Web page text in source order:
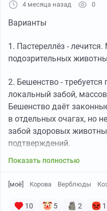
4 месяца назад 0
Варианты
1. Пастереллёз -
подозрительных
2. Бешенство - требуется
локальный забой,
Бешенство даёт
в отдельных очагах, но
забой здоровых
подтверждений.
Показать полностью
[моё] Корова Верблюды
10 5 2 1